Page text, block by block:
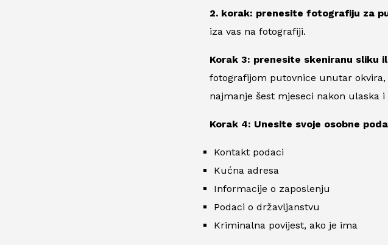
2. korak: prenesite fotografiju za
iza vas na fotografiji.
Korak 3: prenesite skeniranu
fotografijom putovnice unutar
najmanje šest mjeseci nakon ulaska i
Korak 4: Unesite svoje osobne
Kontakt podaci
Kućna adresa
Informacije o zaposlenju
Podaci o državljanstvu
Kriminalna povijest, ako je ima